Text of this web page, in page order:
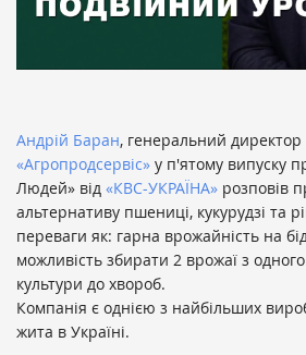
Андрій Баран, генеральний директор
«Агропродсервіс» у п'ятому випуску
Людей» від «КВС-УКРАЇНА» розповів
альтернативу пшениці, кукурудзі та
переваги як: гарна врожайність на
можливість збирати 2 врожаї з одного
культури до хвороб.
Компанія є однією з найбільших
жита в Україні.